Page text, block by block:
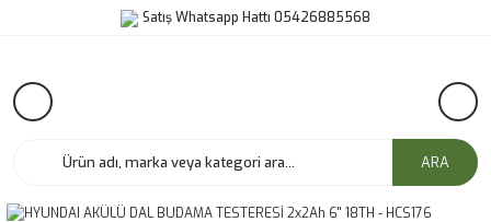
Satış Whatsapp Hattı 05426885568
ARA